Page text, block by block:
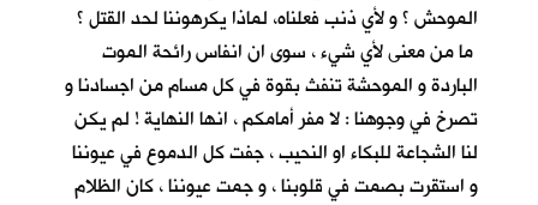
الموحش ؟ و لأي ذنب فعلناه، لماذا يكرهوننا لحد القتل ؟
ما من معنى لأي شيء ، سوى ان انفاس رائحة الموت
الباردة و الموحشة تنفث بقوة في كل مسام من اجسادنا و
تصرخ في وجوهنا : لا مفر أمامكم ، انها النهاية ! لم يكن
لنا الشجاعة للبكاء او النحيب ، جفت كل الدموع في عيوننا
و استقرت بصمت في قلوبنا ، و جمت عيوننا ، كان الظلام